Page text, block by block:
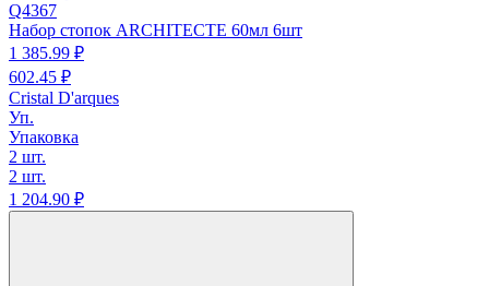
Q4367
Набор стопок ARCHITECTE 60мл 6шт
1 385.99 ₽
602.45 ₽
Cristal D'arques
Уп.
Упаковка
2 шт.
2 шт.
1 204.90 ₽